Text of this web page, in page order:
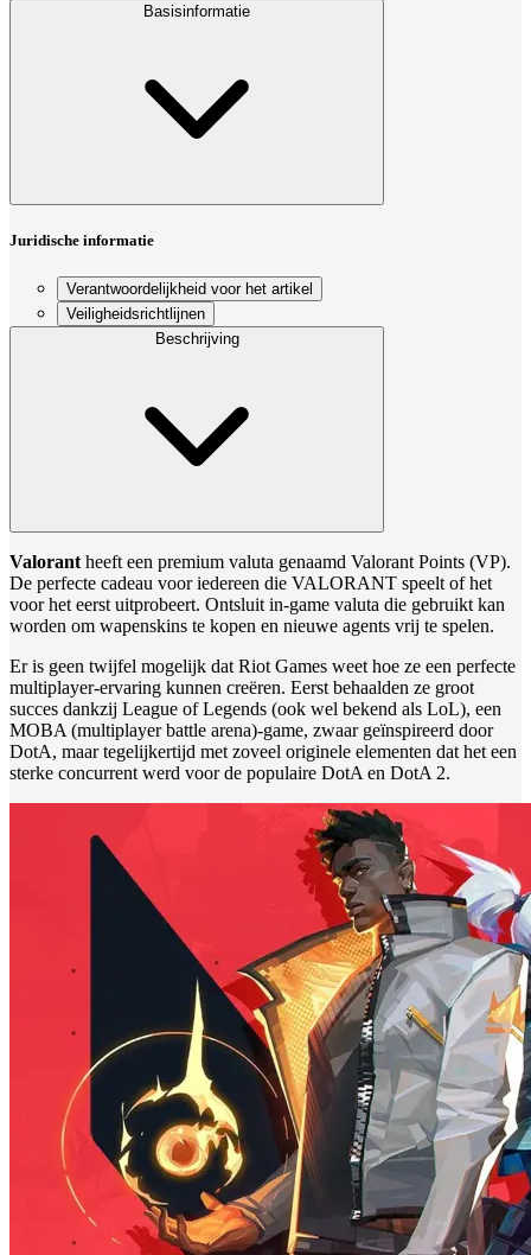
Basisinformatie
Juridische informatie
Verantwoordelijkheid voor het artikel
Veiligheidsrichtlijnen
Beschrijving
Valorant heeft een premium valuta genaamd Valorant Points (VP).
De perfecte cadeau voor iedereen die VALORANT speelt of het
voor het eerst uitprobeert. Ontsluit in-game valuta die gebruikt kan
worden om wapenskins te kopen en nieuwe agents vrij te spelen.
Er is geen twijfel mogelijk dat Riot Games weet hoe ze een perfecte
multiplayer-ervaring kunnen creëren. Eerst behaalden ze groot
succes dankzij League of Legends (ook wel bekend als LoL), een
MOBA (multiplayer battle arena)-game, zwaar geïnspireerd door
DotA, maar tegelijkertijd met zoveel originele elementen dat het een
sterke concurrent werd voor de populaire DotA en DotA 2.